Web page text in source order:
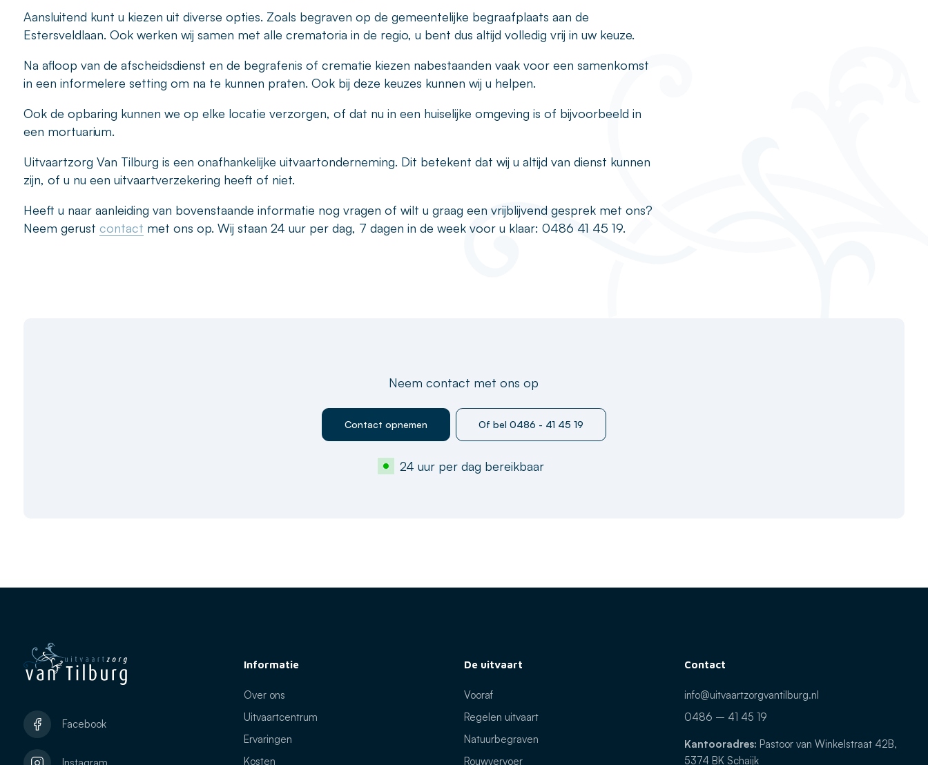
Aansluitend kunt u kiezen uit diverse opties. Zoals begraven op de gemeentelijke begraafplaats aan de
Estersveldlaan. Ook werken wij samen met alle crematoria in de regio, u bent dus altijd volledig vrij in uw keuze.
Na afloop van de afscheidsdienst en de begrafenis of crematie kiezen nabestaanden vaak voor een samenkomst
in een informelere setting om na te kunnen praten. Ook bij deze keuzes kunnen wij u helpen.
Ook de opbaring kunnen we op elke locatie verzorgen, of dat nu in een huiselijke omgeving is of bijvoorbeeld in
een mortuarium.
Uitvaartzorg Van Tilburg is een onafhankelijke uitvaartonderneming. Dit betekent dat wij u altijd van dienst kunnen
zijn, of u nu een uitvaartverzekering heeft of niet.
Heeft u naar aanleiding van bovenstaande informatie nog vragen of wilt u graag een vrijblijvend gesprek met ons?
Neem gerust contact met ons op. Wij staan 24 uur per dag, 7 dagen in de week voor u klaar: 0486 41 45 19.
Neem contact met ons op
Contact opnemen Of bel 0486 - 41 45 19
24 uur per dag bereikbaar
Facebook
Informatie
Over ons
Uitvaartcentrum
Ervaringen
Kosten
De uitvaart
Vooraf
Regelen uitvaart
Natuurbegraven
Rouwvervoer
Contact
info@uitvaartzorgvantilburg.nl
0486 – 41 45 19
Kantooradres: Pastoor van Winkelstraat 42B,
5374 BK Schaijk